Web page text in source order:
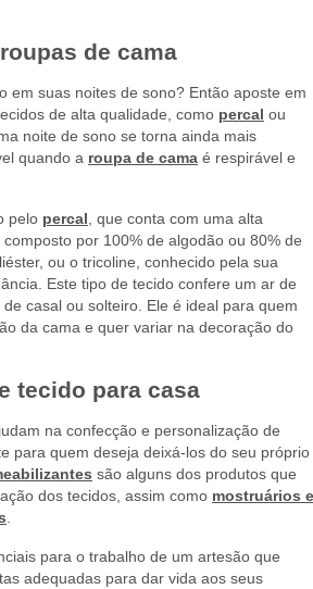
de cama
em suas noites de sono? Então aposte em
de alta qualidade, como percal ou
noite de sono se torna ainda mais
quando a roupa de cama é respirável e
pelo percal, que conta com uma alta
por 100% de algodão ou 80% de
ou o tricoline, conhecido pela sua
Este tipo de tecido confere um ar de
casal ou solteiro. Ele é ideal para quem
da cama e quer variar na decoração do
tecido para casa
na confecção e personalização de
para quem deseja deixá-los do seu próprio
são alguns dos produtos que
dos tecidos, assim como mostruários e
para o trabalho de um artesão que
adequadas para dar vida aos seus